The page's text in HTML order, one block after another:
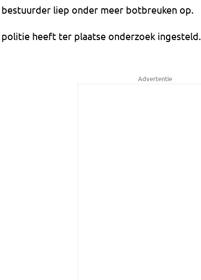
bestuurder liep onder meer botbreuken op.
politie heeft ter plaatse onderzoek ingesteld.
Advertentie